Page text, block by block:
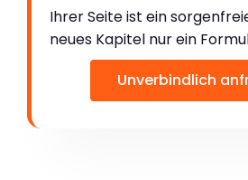
Ihrer Seite ist ein
neues Kapitel nur ein
Unverbindlich